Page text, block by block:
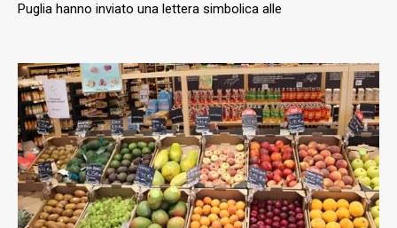
Puglia hanno inviato una lettera simbolica alle